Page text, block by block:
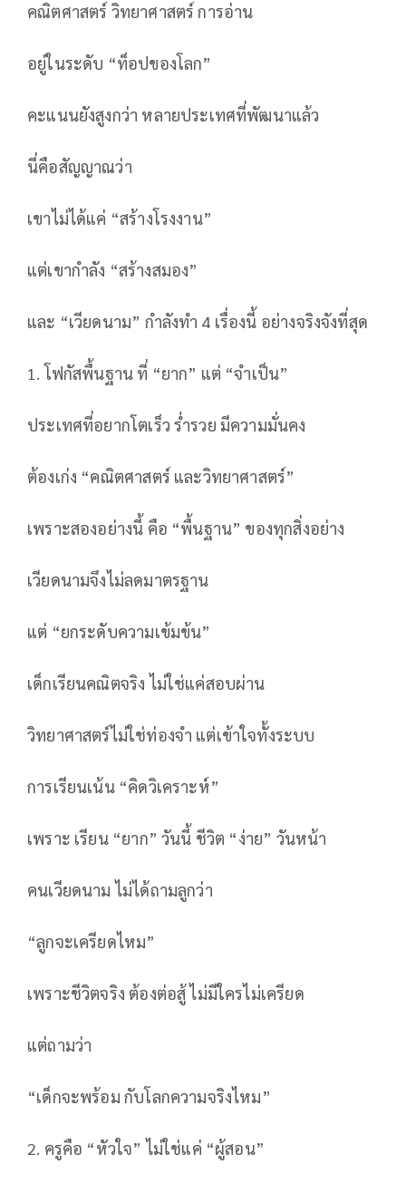
คณิตศาสตร์ วิทยาศาสตร์ การอ่าน
อยู่ในระดับ “ท็อปของโลก”
คะแนนยังสูงกว่า หลายประเทศที่พัฒนาแล้ว
นี่คือสัญญาณว่า
เขาไม่ได้แค่ “สร้างโรงงาน”
แต่เขากำลัง “สร้างสมอง”
และ “เวียดนาม” กำลังทำ 4 เรื่องนี้ อย่างจริงจังที่สุด
1. โฟกัสพื้นฐาน ที่ “ยาก” แต่ “จำเป็น”
ประเทศที่อยากโตเร็ว ร่ำรวย มีความมั่นคง
ต้องเก่ง “คณิตศาสตร์ และวิทยาศาสตร์”
เพราะสองอย่างนี้ คือ “พื้นฐาน” ของทุกสิ่งอย่าง
เวียดนามจึงไม่ลดมาตรฐาน
แต่ “ยกระดับความเข้มข้น”
เด็กเรียนคณิตจริง ไม่ใช่แค่สอบผ่าน
วิทยาศาสตร์ไม่ใช่ท่องจำ แต่เข้าใจทั้งระบบ
การเรียนเน้น “คิดวิเคราะห์”
เพราะ เรียน “ยาก” วันนี้ ชีวิต “ง่าย” วันหน้า
คนเวียดนาม ไม่ได้ถามลูกว่า
“ลูกจะเครียดไหม”
เพราะชีวิตจริง ต้องต่อสู้ ไม่มีใครไม่เครียด
แต่ถามว่า
“เด็กจะพร้อม กับโลกความจริงไหม”
2. ครูคือ “หัวใจ” ไม่ใช่แค่ “ผู้สอน”